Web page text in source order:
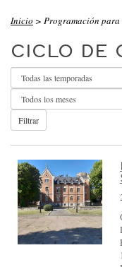
O
R
Q
U
E
S
T
A
S
N
F
Ó
Inicio > Programación para
CICLO DE
Filtrar